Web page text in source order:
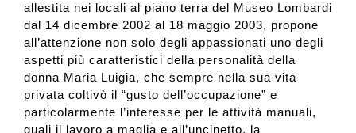
allestita nei locali al piano terra del Museo Lombardi
dal 14 dicembre 2002 al 18 maggio 2003, propone
all’attenzione non solo degli appassionati uno degli
aspetti più caratteristici della personalità della
donna Maria Luigia, che sempre nella sua vita
privata coltivò il “gusto dell’occupazione” e
particolarmente l’interesse per le attività manuali,
quali il lavoro a maglia e all’uncinetto, la